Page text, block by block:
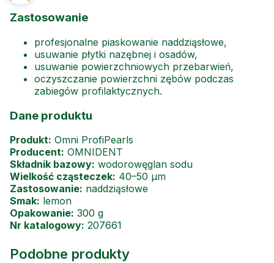
Zastosowanie
profesjonalne piaskowanie naddziąsłowe,
usuwanie płytki nazębnej i osadów,
usuwanie powierzchniowych przebarwień,
oczyszczanie powierzchni zębów podczas
zabiegów profilaktycznych.
Dane produktu
Produkt: Omni ProfiPearls
Producent: OMNIDENT
Składnik bazowy: wodorowęglan sodu
Wielkość cząsteczek: 40–50 µm
Zastosowanie: naddziąsłowe
Smak: lemon
Opakowanie: 300 g
Nr katalogowy: 207661
Podobne produkty